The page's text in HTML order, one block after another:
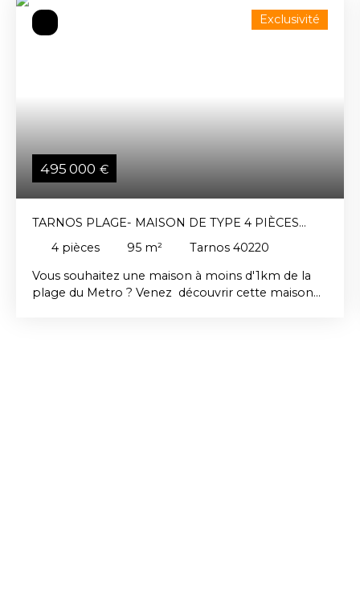
495 000 €
Exclusivité
TARNOS PLAGE- MAISON DE TYPE 4 PIÈCES
AVEC JARDIN
4 pièces 95 m²
Tarnos 40220
Vous souhaitez une maison à moins d'1km de la
plage du Metro ? Venez découvrir cette maison